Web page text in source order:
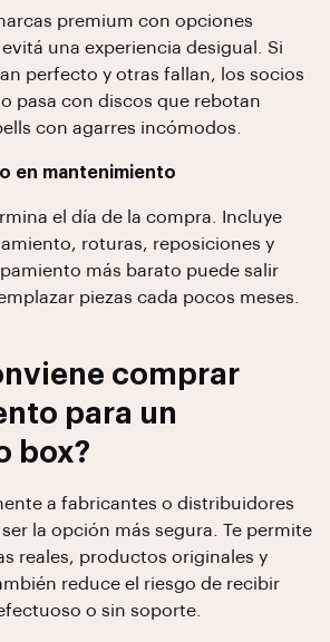
premium con opciones
una experiencia desigual. Si
perfecto y otras fallan, los socios
pasa con discos que rebotan
con agarres incómodos.
en mantenimiento
el día de la compra. Incluye
roturas, reposiciones y
más barato puede salir
piezas cada pocos meses.
comprar
para un
box?
a fabricantes o distribuidores
la opción más segura. Te permite
reales, productos originales y
reduce el riesgo de recibir
o sin soporte.